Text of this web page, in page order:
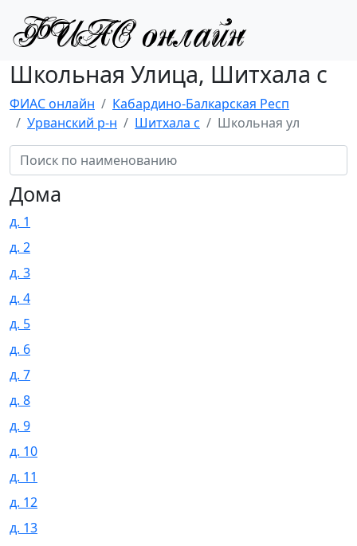
Школьная Улица, Шитхала с
ФИАС онлайн
Кабардино-Балкарская Респ
Урванский р-н
Шитхала с Школьная ул
Дома
д. 1
д. 2
д. 3
д. 4
д. 5
д. 6
д. 7
д. 8
д. 9
д. 10
д. 11
д. 12
д. 13